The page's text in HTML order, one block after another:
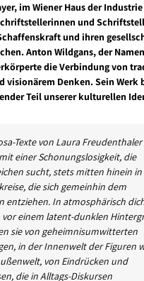
im Wiener Haus der
und
und ihren
Anton Wildgans, der
die Verbindung von
visionärem Denken. Sein Werk
Teil unserer kulturellen
Texte von Laura Freudenthaler
einer Schonungslosigkeit, die
sucht, stets mitten hinein in
die sich gemeinhin dem
entziehen. In atmosphärisch
vor einem latent-dunklen
sie von geheimnisumwitterten
in der Innenwelt der Figuren
von Eindrücken und
die in Alltags-Diskursen